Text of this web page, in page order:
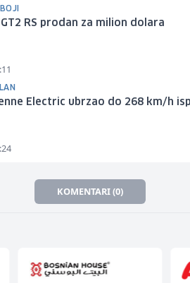
RS prodan za milion dolara
Electric ubrzao do 268 km/h
KOMENTARI (0)